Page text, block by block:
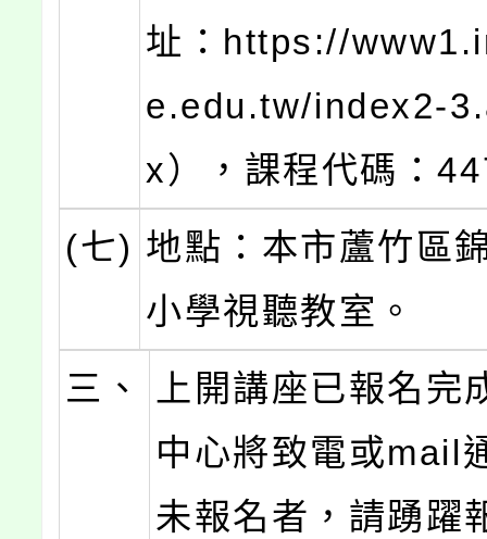
址：https://
e.edu.tw/index2-
x），課程代碼：
(七) 地點：本市蘆竹區
小學視聽教室。
三、
上開講座已報名完
中心將致電或mail
未報名者，請踴躍